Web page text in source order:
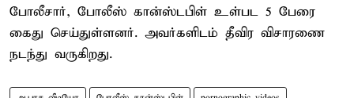
போலீசார், போலீஸ் கான்ஸ்டபிள் உள்பட 5 பேரை
கைது செய்துள்ளனர். அவர்களிடம் தீவிர விசாரணை
நடந்து வருகிறது.